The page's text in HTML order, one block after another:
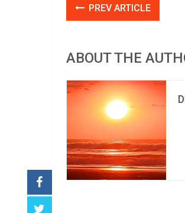
PREV ARTICLE
ABOUT THE